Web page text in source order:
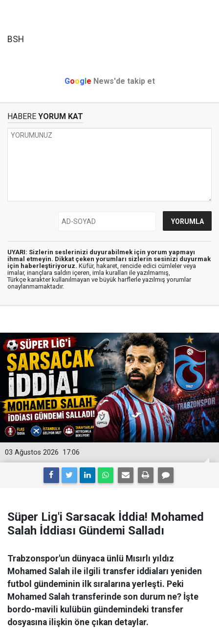
BSH
Google News'de takip et
HABERE YORUM KAT
UYARI: Sizlerin seslerinizi duyurabilmek için yorum yapmayı
ihmal etmeyin. Dikkat çeken yorumları sizlerin sesinizi duyurmak
için haberleştiriyoruz. Küfür, hakaret, rencide edici cümleler veya
imalar, inançlara saldırı içeren, imla kuralları ile yazılmamış,
Türkçe karakter kullanılmayan ve büyük harflerle yazılmış yorumlar
onaylanmamaktadır.
17:06
03 Ağustos 2026
Süper Lig'i Sarsacak İddia! Mohamed
Salah İddiası Gündemi Salladı
Trabzonspor'un dünyaca ünlü Mısırlı yıldız
Mohamed Salah ile ilgili transfer iddiaları yeniden
futbol gündeminin ilk sıralarına yerleşti. Peki
Mohamed Salah transferinde son durum ne? İşte
bordo-mavili kulübün gündemindeki transfer
dosyasına ilişkin öne çıkan detaylar.